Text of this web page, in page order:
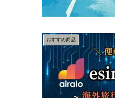
おすすめ商品